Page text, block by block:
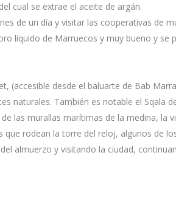
cual se extrae el aceite de argán.
de un día y visitar las cooperativas de
líquido de Marruecos y muy bueno y se
(accesible desde el baluarte de Bab
naturales. También es notable el Sqala
las murallas marítimas de la medina, la
que rodean la torre del reloj, algunos de
almuerzo y visitando la ciudad,